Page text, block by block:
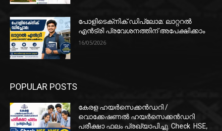
പോളിടെക്‌നിക് ഡിപ്ലോമ: ലാറ്ററൽ
എൻട്രി പ്രവേശനത്തിന് അപേക്ഷിക്കാം
16/05/2026
POPULAR POSTS
കേരള ഹയർസെക്കൻഡറി /
വൊക്കേഷണൽ ഹയർസെക്കൻഡറി
പരീക്ഷാ ഫലം പ്രഖ്യാപിച്ചു. Check HSE,